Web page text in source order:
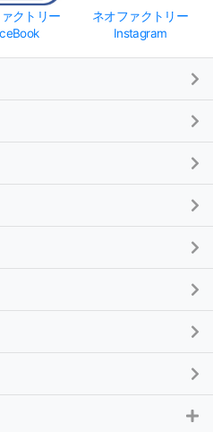
クトリー
ネオファクトリー
Instagram